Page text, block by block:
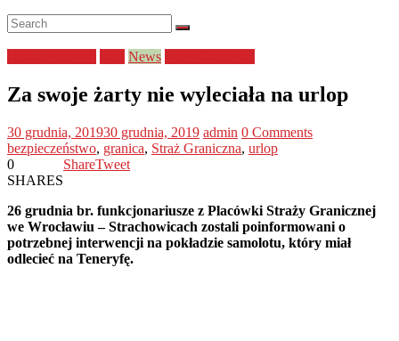
News
Za swoje żarty nie wyleciała na urlop
30 grudnia, 201930 grudnia, 2019 admin 0 Comments
bezpieczeństwo, granica, Straż Graniczna, urlop
0
SHARES
ShareTweet
26 grudnia br. funkcjonariusze z Placówki Straży Granicznej
we Wrocławiu – Strachowicach zostali poinformowani o
potrzebnej interwencji na pokładzie samolotu, który miał
odlecieć na Teneryfę.